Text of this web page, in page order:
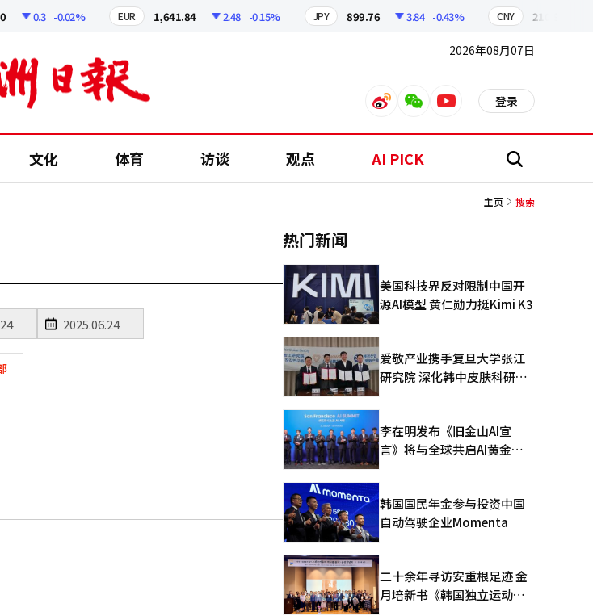
0.3 -0.02% EUR 1,641.84 2.48 -0.15% JPY 899.76 3.84 -0.43% CNY 210.96
2026年08月07日
weiboweixinyoutube 登录
文化 体育 访谈 观点 AI PICK 搜
主页 搜索
热门新闻
美国科技界反对限制中国开
源AI模型 黄仁勋力挺Kimi K3
爱敬产业携手复旦大学张江
研究院 深化韩中皮肤科研合
李在明发布《旧金山AI宣
言》将与全球共启AI黄金时
韩国国民年金参与投资中国
自动驾驶企业Momenta
二十余年寻访安重根足迹 金
月培新书《韩国独立运动圣